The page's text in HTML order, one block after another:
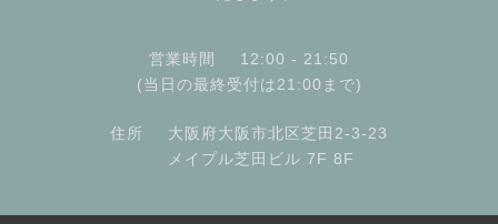
営業時間
12:00 - 21:50
(当日の最終受付は21:00まで)
住所
大阪府大阪市北区芝田2-3-23
メイプル芝田ビル 7F 8F